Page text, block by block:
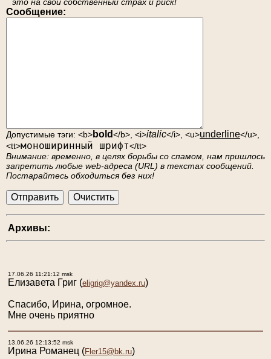
это на свой собственный страх и риск!
Сообщение:
Допустимые тэги: <b>bold</b>, <i>italic</i>, <u>underline</u>,
<tt>моноширинный шрифт</tt>
Внимание: временно, в целях борьбы со спамом, нам пришлось
запретить любые web-адреса (URL) в текстах сообщений.
Постарайтесь обходиться без них!
Архивы:
17.06.26 11:21:12 msk
Елизавета Григ (eligrig@yandex.ru)
Спасибо, Ирина, огромное.
Мне очень приятно
13.06.26 12:13:52 msk
Ирина Романец (Fler15@bk.ru)